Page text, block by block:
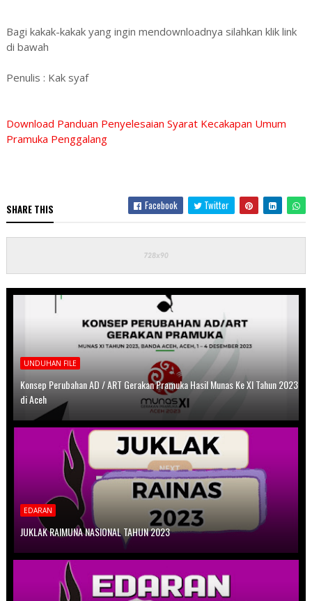
Bagi kakak-kakak yang ingin mendownloadnya silahkan klik link
di bawah
Penulis : Kak syaf
Download Panduan Penyelesaian Syarat Kecakapan Umum
Pramuka Penggalang
SHARE THIS Facebook Twitter
UNDUHAN FILE
Konsep Perubahan AD / ART Gerakan Pramuka Hasil Munas Ke XI Tahun 2023
di Aceh
EDARAN
JUKLAK RAIMUNA NASIONAL TAHUN 2023